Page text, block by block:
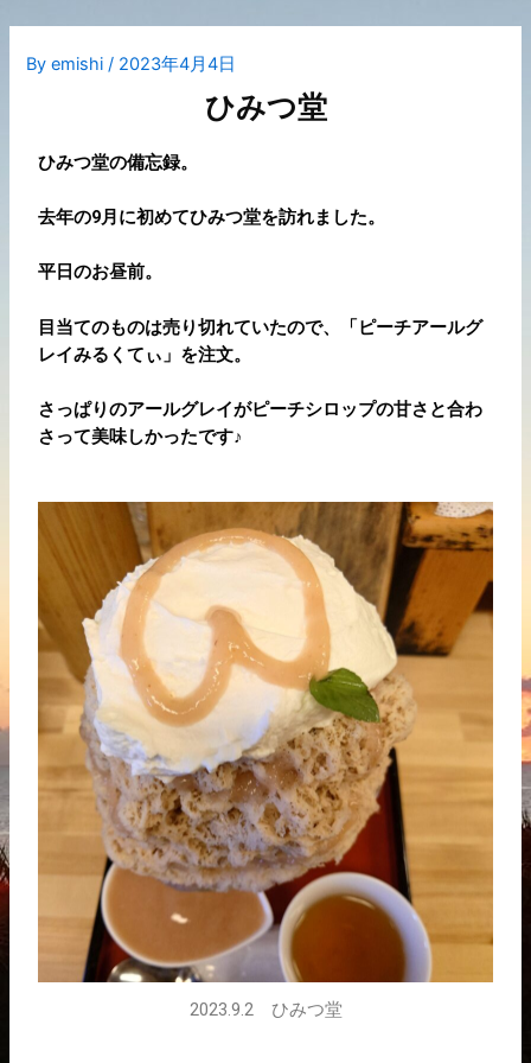
Byemishi/ 2023年4月4日
ひみつ堂
ひみつ堂の備忘録。
去年の9月に初めてひみつ堂を訪れました。
平日のお昼前。
目当てのものは売り切れていたので、「ピーチアールグ
レイみるくてぃ」を注文。
さっぱりのアールグレイがピーチシロップの甘さと合わ
さって美味しかったです♪
2023.9.2 ひみつ堂